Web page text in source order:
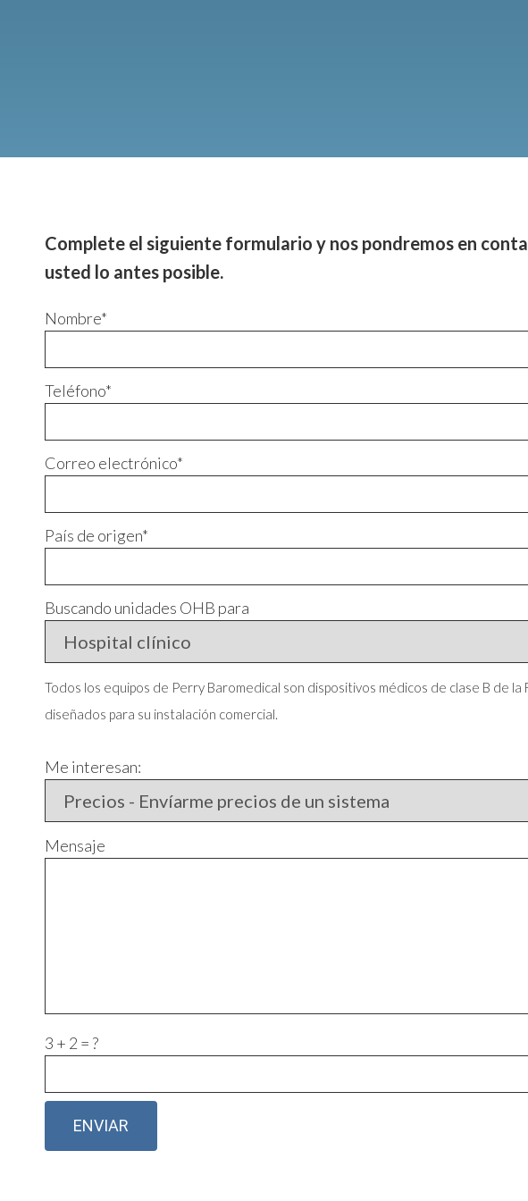
Complete el siguiente formulario y nos pondremos en
usted lo antes posible.
Nombre*
Teléfono*
Correo electrónico*
País de origen*
Buscando unidades OHB para
Todos los equipos de Perry Baromedical son dispositivos médicos de clase B de la
diseñados para su instalación comercial.
Me interesan:
Mensaje
3 + 2 = ?